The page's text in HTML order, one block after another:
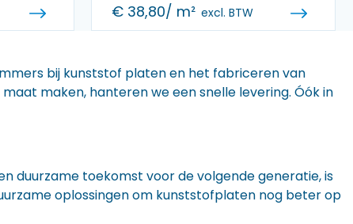
€ 38,80/ m² excl. BTW
bij kunststof platen en het fabriceren van
maken, hanteren we een snelle levering. Óók in
duurzame toekomst voor de volgende generatie, is
oplossingen om kunststofplaten nog beter op